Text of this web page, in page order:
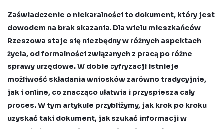
Zaświadczenie o niekaralności to dokument, który jest
dowodem na brak skazania. Dla wielu mieszkańców
Rzeszowa staje się niezbędny w różnych aspektach
życia, od formalności związanych z pracą po różne
sprawy urzędowe. W dobie cyfryzacji istnieje
możliwość składania wniosków zarówno tradycyjnie,
jak i online, co znacząco ułatwia i przyspiesza cały
proces. W tym artykule przybliżymy, jak krok po kroku
uzyskać taki dokument, jak szukać informacji w